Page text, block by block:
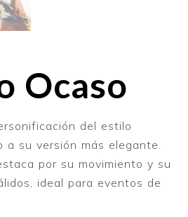
Ocaso
del estilo
a su versión más elegante.
por su movimiento y su
ideal para eventos de